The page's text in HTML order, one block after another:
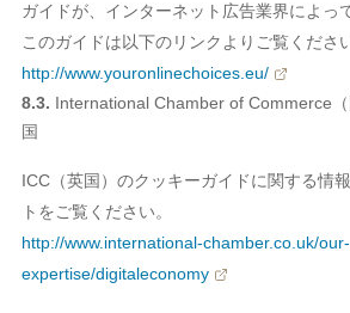
ガイドが、インターネット広告業界によっ
このガイドは以下のリンクよりご覧くださ
http://www.youronlinechoices.eu/
8.3. International Chamber of Commerce
国
ICC（英国）のクッキーガイドに関する情
トをご覧ください。
http://www.international-chamber.co.uk/our-
expertise/digitaleconomy